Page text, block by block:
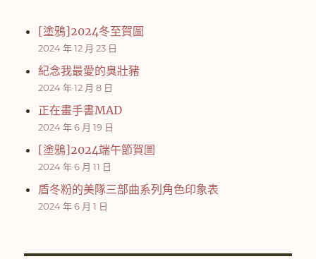
[塗鴉]2024冬至賀圖
2024 年 12 月 23 日
紀念我最愛的臭壯豬
2024 年 12 月 8 日
正在畫手書MAD
2024 年 6 月 19 日
[塗鴉]2024端午節賀圖
2024 年 6 月 11 日
盾冬粉的美隊三部曲系列角色印象表
2024 年 6 月 1 日